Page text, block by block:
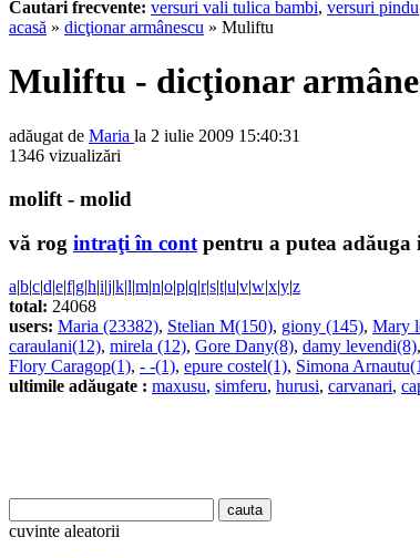
Cautari frecvente: versuri vali tulica bambi, versuri pindu
acasă » dicţionar armânescu » Muliftu
Muliftu - dicţionar
adăugat de Maria la 2 iulie 2009 15:40:31
1346 vizualizări
molift - molid
vă rog intraţi în contpentru a putea adăuga
a|b|c|d|e|f|g|h|i|j|k|l|m|n|o|p|q|r|s|t|u|v|w|x|y|z
total: 24068
users: Maria (23382), Stelian M(150), giony (145), Mary
caraulani(12), mirela (12), Gore Dany(8), damy levendi(8),
Flory Caragop(1), - -(1), epure costel(1), Simona
ultimile adăugate : maxusu, simferu, hurusi, carvanari,
cuvinte aleatorii